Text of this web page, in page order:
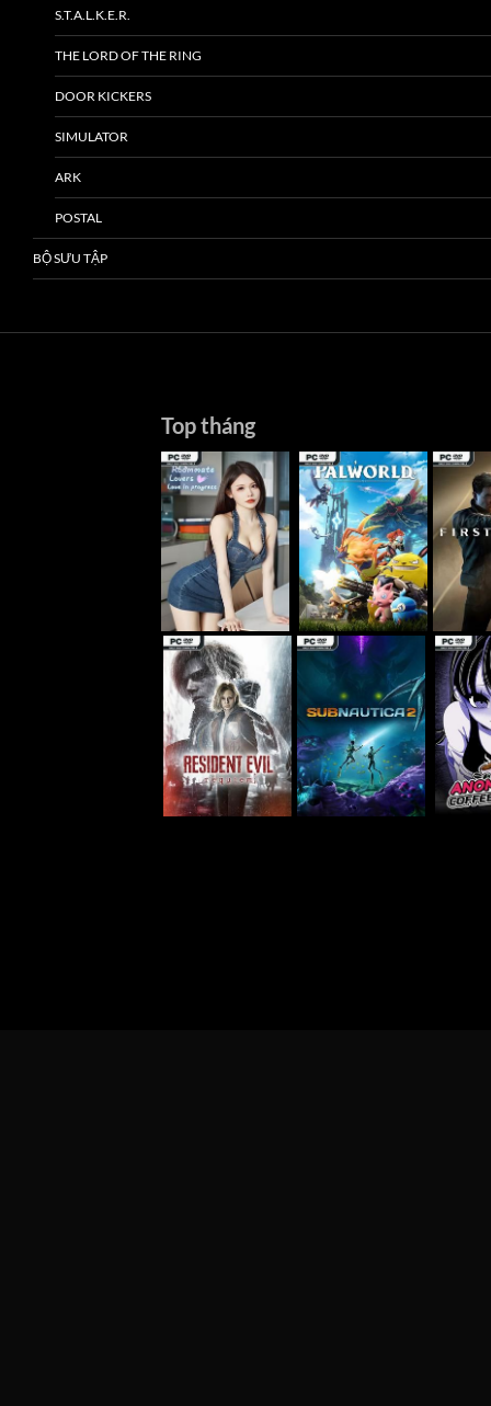
S.T.A.L.K.E.R.
THE LORD OF THE RING
DOOR KICKERS
SIMULATOR
ARK
POSTAL
BỘ SƯU TẬP
Top tháng